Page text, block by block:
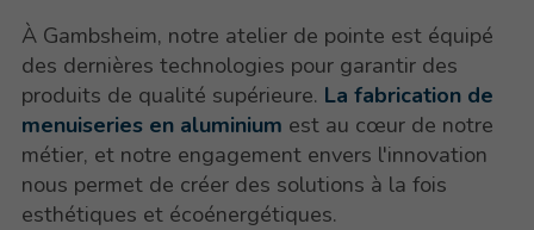
À Gambsheim, notre atelier de pointe est équipé
des dernières technologies pour garantir des
produits de qualité supérieure. La fabrication de
menuiseries en aluminium est au cœur de notre
métier, et notre engagement envers l'innovation
nous permet de créer des solutions à la fois
esthétiques et écoénergétiques.